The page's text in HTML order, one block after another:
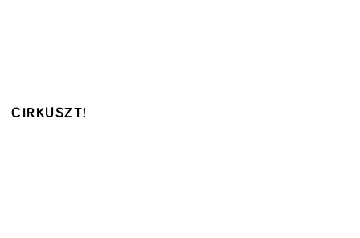
CIRKUSZT!